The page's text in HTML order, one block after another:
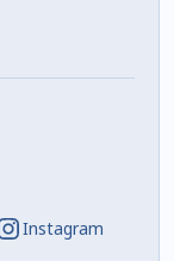
Instagram